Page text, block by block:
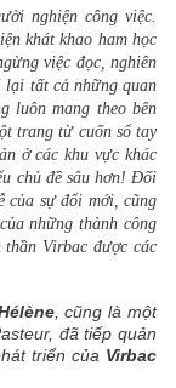
nghiện công việc.
khát khao ham học
việc đọc, nghiên
lại tất cả những quan
luôn mang theo bên
trang từ cuốn sổ tay
ở các khu vực khác
chủ đề sâu hơn! Đối
của sự đổi mới, cũng
những thành công
thần Virbac được các
, cũng là một
đã tiếp quản
triển của Virbac